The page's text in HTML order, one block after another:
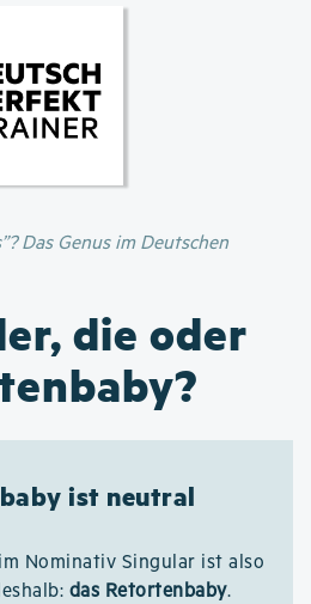
Inhalt
Das Genus im Deutschen
die oder
ist neutral
Nominativ Singular ist also
das Retortenbaby.